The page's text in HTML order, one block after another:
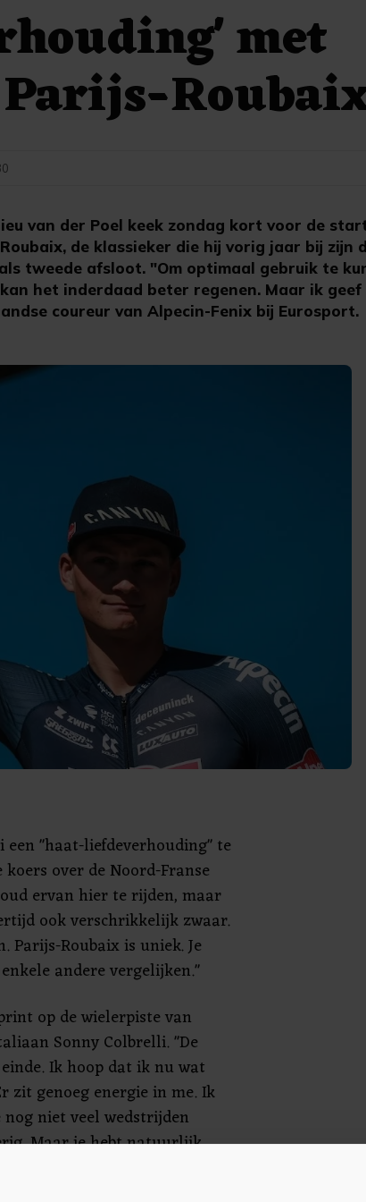
met
van der Poel keek zondag kort voor de
de klassieker die hij vorig jaar bij zijn
tweede afsloot. "Om optimaal gebruik te
het inderdaad beter regenen. Maar ik
coureur van Alpecin-Fenix bij Eurosport.
een "haat-liefdeverhouding" te
koers over de Noord-Franse
ervan hier te rijden, maar
ook verschrikkelijk zwaar.
Parijs-Roubaix is uniek. Je
andere vergelijken."
op de wielerpiste van
Sonny Colbrelli. "De
Ik hoop dat ik nu wat
zit genoeg energie in me. Ik
niet veel wedstrijden
Maar je hebt natuurlijk